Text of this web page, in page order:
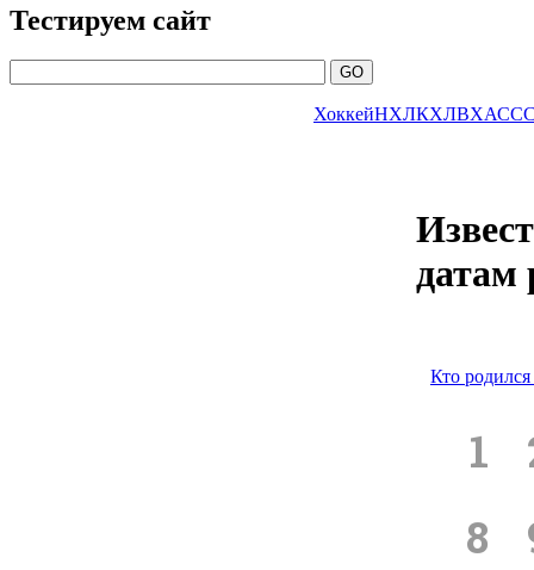
Тестируем сайт
ХоккейНХЛКХЛВХА
датам
Кто родился
1
8